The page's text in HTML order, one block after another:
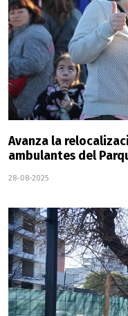
Avanza la
ambulantes del
28-08-2025